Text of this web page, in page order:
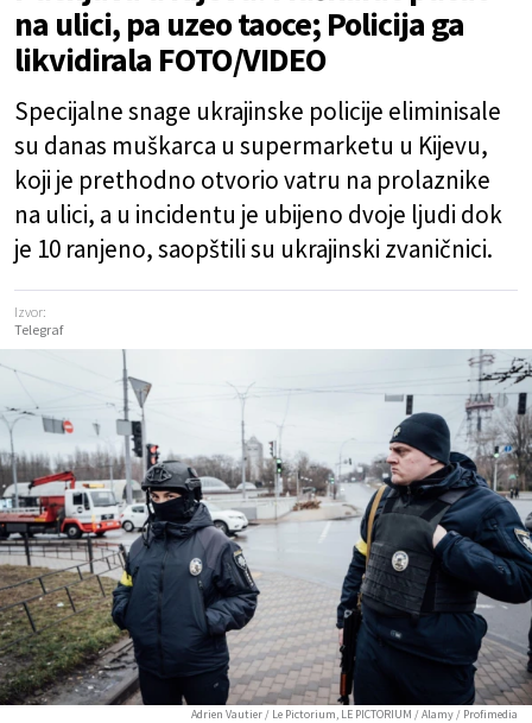
na ulici, pa uzeo taoce; Policija ga
likvidirala FOTO/VIDEO
Specijalne snage ukrajinske policije eliminisale
su danas muškarca u supermarketu u Kijevu,
koji je prethodno otvorio vatru na prolaznike
na ulici, a u incidentu je ubijeno dvoje ljudi dok
je 10 ranjeno, saopštili su ukrajinski zvaničnici.
Izvor:
Telegraf
Adrien Vautier / Le Pictorium, LE PICTORIUM / Alamy / Profimedia